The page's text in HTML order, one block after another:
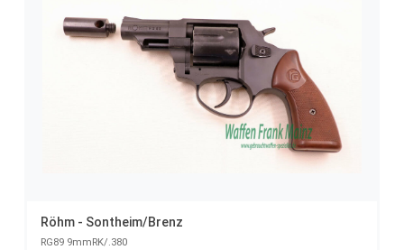
Röhm - Sontheim/Brenz
RG89 9mmRK/.380